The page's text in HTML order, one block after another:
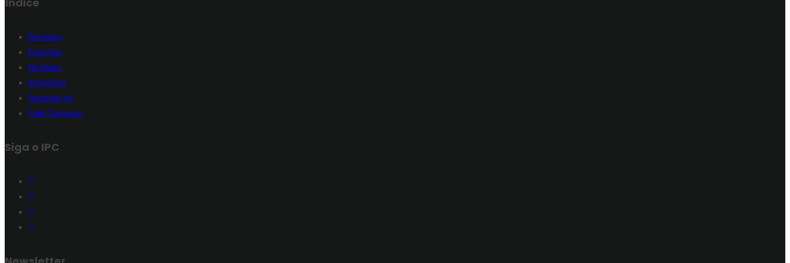
Serviços
Eventos
Notícias
Imprensa
Associe-se
Fale Conosco
Siga o IPC